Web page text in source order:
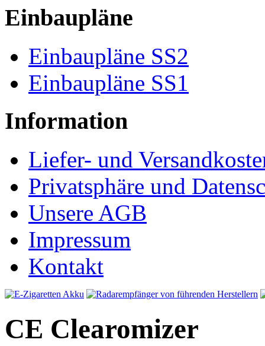
Einbaupläne
Einbaupläne SS2
Einbaupläne SS1
Information
Liefer- und
Privatsphäre und
Unsere AGB
Impressum
Kontakt
CE Clearomizer